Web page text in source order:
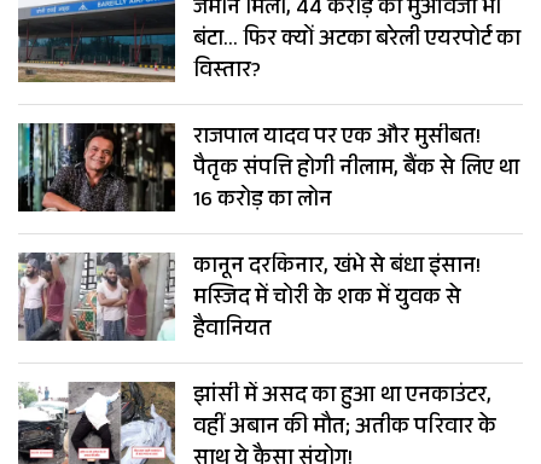
जमीन मिली, 44 करोड़ का मुआवजा भी
बंटा… फिर क्यों अटका बरेली एयरपोर्ट का
विस्तार?
राजपाल यादव पर एक और मुसीबत!
पैतृक संपत्ति होगी नीलाम, बैंक से लिए था
16 करोड़ का लोन
कानून दरकिनार, खंभे से बंधा इंसान!
मस्जिद में चोरी के शक में युवक से
हैवानियत
झांसी में असद का हुआ था एनकाउंटर,
वहीं अबान की मौत; अतीक परिवार के